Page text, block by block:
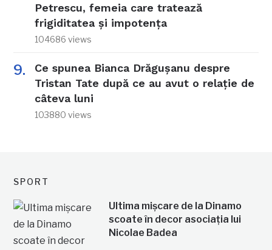
Petrescu, femeia care tratează
frigiditatea și impotența
104686 views
Ce spunea Bianca Drăgușanu despre
Tristan Tate după ce au avut o relație de
câteva luni
103880 views
SPORT
Ultima mișcare de la Dinamo
scoate în decor asociația lui
Nicolae Badea